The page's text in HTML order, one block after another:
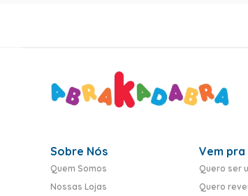
Sobre Nós
Quem Somos
Nossas Lojas
Vem
Quero ser
Quero